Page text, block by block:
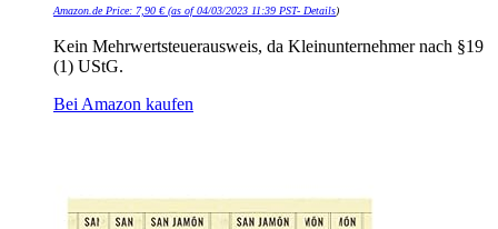
Amazon.de Price: 7,90 €(as of 04/03/2023 11:39 PST- Details)
Kein Mehrwertsteuerausweis, da Kleinunternehmer nach §19
(1) UStG.
Bei Amazon kaufen